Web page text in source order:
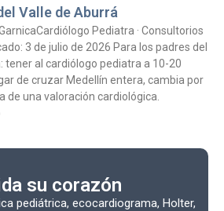
Valle de Aburrá
Pediatra · Consultorios
3 de julio de 2026 Para los padres del
tener al cardiólogo pediatra a 10-20
de cruzar Medellín entera, cambia por
de una valoración cardiológica.
su corazón
pediátrica, ecocardiograma, Holter,